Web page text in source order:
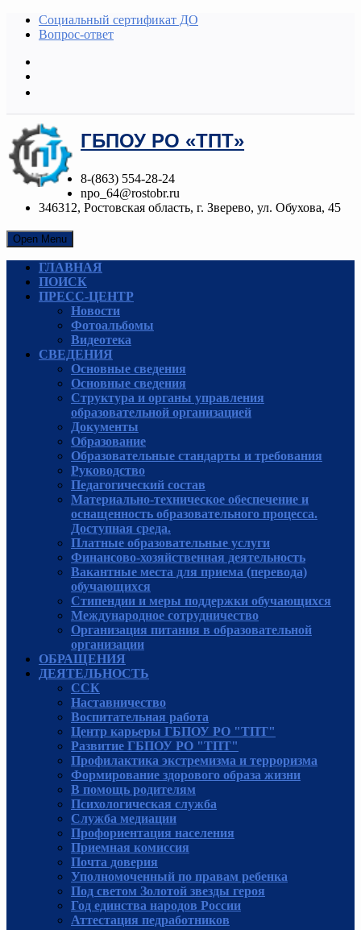
Социальный сертификат ДО
Вопрос-ответ
ГБПОУ РО «ТПТ»
8-(863) 554-28-24
npo_64@rostobr.ru
346312, Ростовская область, г. Зверево, ул. Обухова, 45
Open Menu
ГЛАВНАЯ
ПОИСК
ПРЕСС-ЦЕНТР
Новости
Фотоальбомы
Видеотека
СВЕДЕНИЯ
Основные сведения
Основные сведения
Структура и органы управления
образовательной организацией
Документы
Образование
Образовательные стандарты и требования
Руководcтво
Педагогический состав
Материально-техническое обеспечение и
оснащенность образовательного процесса.
Доступная среда.
Платные образовательные услуги
Финансово-хозяйственная деятельность
Вакантные места для приема (перевода)
обучающихся
Стипендии и меры поддержки обучающихся
Международное сотрудничество
Организация питания в образовательной
организации
ОБРАЩЕНИЯ
ДЕЯТЕЛЬНОСТЬ
ССК
Наставничество
Воспитательная работа
Центр карьеры ГБПОУ РО "ТПТ"
Развитие ГБПОУ РО "ТПТ"
Профилактика экстремизма и терроризма
Формирование здорового образа жизни
В помощь родителям
Психологическая служба
Служба медиации
Профориентация населения
Приемная комиссия
Почта доверия
Уполномоченный по правам ребенка
Под светом Золотой звезды героя
Год единства народов России
Аттестация педработников